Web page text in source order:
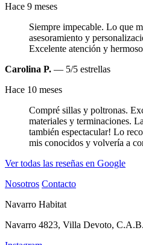
Hace 9 meses
Siempre impecable. Lo que
asesoramiento y
Excelente atención y
Carolina P. — 5/5 estrellas
Hace 10 meses
Compré sillas y poltronas.
materiales y terminaciones.
también espectacular! Lo
mis conocidos y volvería a
Ver todas las reseñas en Google
Nosotros Contacto
Navarro Habitat
Navarro 4823, Villa Devoto,